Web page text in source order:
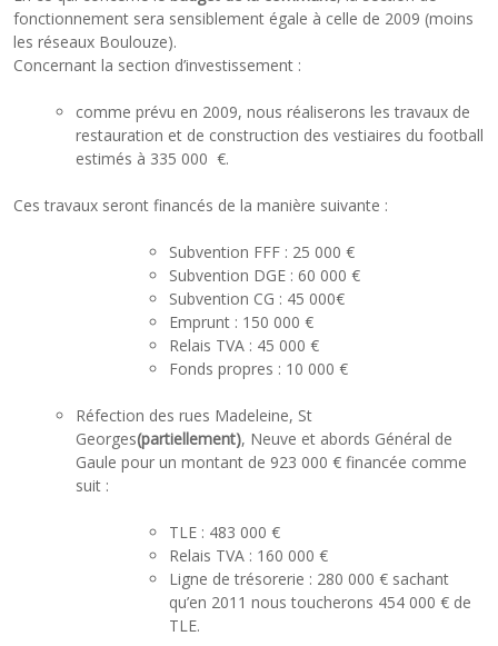
fonctionnement sera sensiblement égale à celle de 2009 (moins
les réseaux Boulouze).
Concernant la section d’investissement :
comme prévu en 2009, nous réaliserons les travaux de
restauration et de construction des vestiaires du football
estimés à 335 000 €.
Ces travaux seront financés de la manière suivante :
Subvention FFF : 25 000 €
Subvention DGE : 60 000 €
Subvention CG : 45 000€
Emprunt : 150 000 €
Relais TVA : 45 000 €
Fonds propres : 10 000 €
Réfection des rues Madeleine, St
Georges(partiellement), Neuve et abords Général de
Gaule pour un montant de 923 000 € financée comme
suit :
TLE : 483 000 €
Relais TVA : 160 000 €
Ligne de trésorerie : 280 000 € sachant
qu’en 2011 nous toucherons 454 000 € de
TLE.